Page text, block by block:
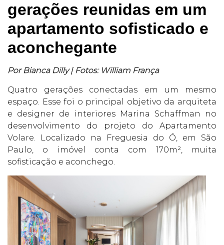
gerações reunidas em um
apartamento sofisticado e
aconchegante
Por Bianca Dilly | Fotos: William França
Quatro gerações conectadas em um mesmo
espaço. Esse foi o principal objetivo da arquiteta
e designer de interiores Marina Schaffman no
desenvolvimento do projeto do Apartamento
Volare. Localizado na Freguesia do Ó, em São
Paulo, o imóvel conta com 170m², muita
sofisticação e aconchego.